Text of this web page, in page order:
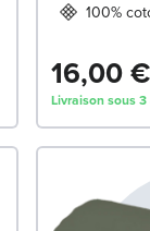
100%
16,00 €
Livraison sous